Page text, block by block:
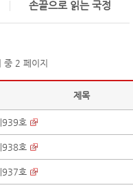
손끝으로 읽는 국정
2 페이지
제목
939호
938호
937호